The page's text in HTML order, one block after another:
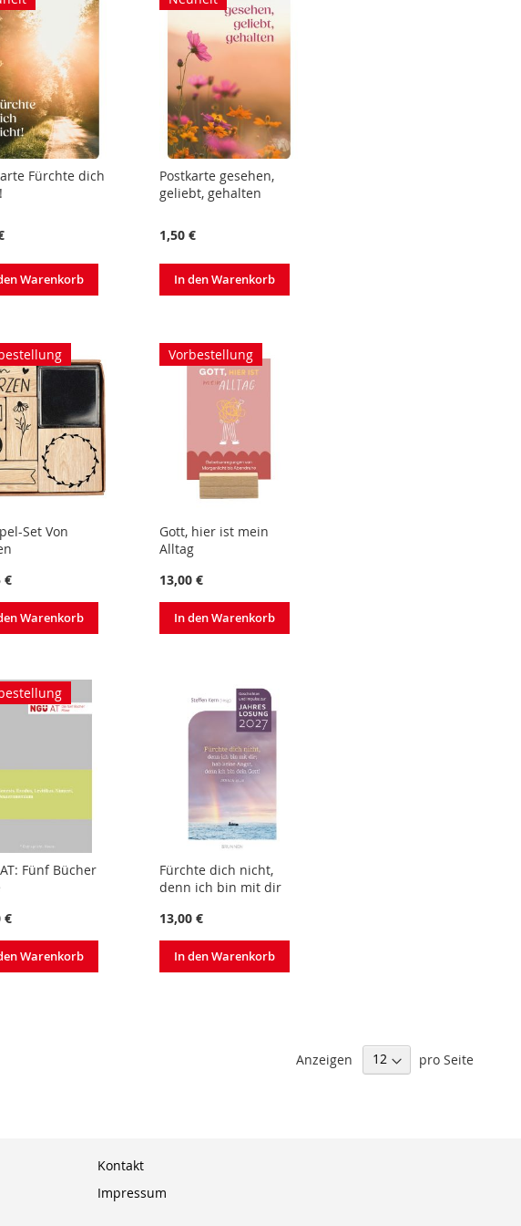
Fürchte dich
Warenkorb
Postkarte gesehen,
geliebt, gehalten
1,50 €
In den Warenkorb
Set Von
€
Warenkorb
Vorbestellung
Gott, hier ist mein
Alltag
13,00 €
In den Warenkorb
Fünf Bücher
€
Warenkorb
Fürchte dich nicht,
denn ich bin mit dir
13,00 €
In den Warenkorb
Anzeigen pro Seite
Kontakt
Impressum